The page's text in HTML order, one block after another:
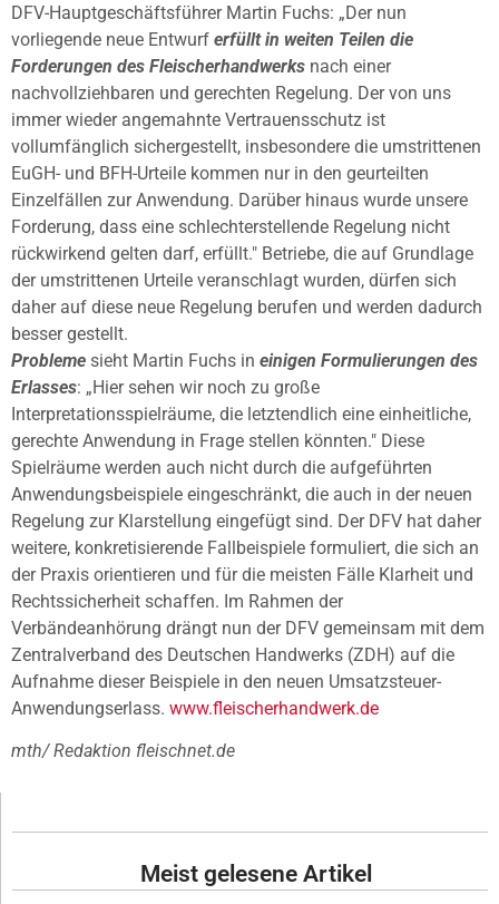
DFV-Hauptgeschäftsführer Martin Fuchs: „Der nun
vorliegende neue Entwurf erfüllt in weiten Teilen die
Forderungen des Fleischerhandwerks nach einer
nachvollziehbaren und gerechten Regelung. Der von uns
immer wieder angemahnte Vertrauensschutz ist
vollumfänglich sichergestellt, insbesondere die umstrittenen
EuGH- und BFH-Urteile kommen nur in den geurteilten
Einzelfällen zur Anwendung. Darüber hinaus wurde unsere
Forderung, dass eine schlechterstellende Regelung nicht
rückwirkend gelten darf, erfüllt." Betriebe, die auf Grundlage
der umstrittenen Urteile veranschlagt wurden, dürfen sich
daher auf diese neue Regelung berufen und werden dadurch
besser gestellt.
Probleme sieht Martin Fuchs in einigen Formulierungen des
Erlasses: „Hier sehen wir noch zu große
Interpretationsspielräume, die letztendlich eine einheitliche,
gerechte Anwendung in Frage stellen könnten." Diese
Spielräume werden auch nicht durch die aufgeführten
Anwendungsbeispiele eingeschränkt, die auch in der neuen
Regelung zur Klarstellung eingefügt sind. Der DFV hat daher
weitere, konkretisierende Fallbeispiele formuliert, die sich an
der Praxis orientieren und für die meisten Fälle Klarheit und
Rechtssicherheit schaffen. Im Rahmen der
Verbändeanhörung drängt nun der DFV gemeinsam mit dem
Zentralverband des Deutschen Handwerks (ZDH) auf die
Aufnahme dieser Beispiele in den neuen Umsatzsteuer-
Anwendungserlass. www.fleischerhandwerk.de
mth/ Redaktion fleischnet.de
Meist gelesene Artikel